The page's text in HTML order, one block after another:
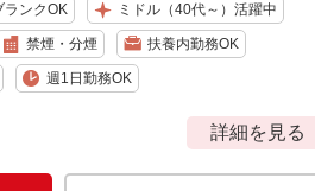
ランクOK ミドル（40代～）活躍中
禁煙・分煙 扶養内勤務OK
週1日勤務OK
詳細を見る